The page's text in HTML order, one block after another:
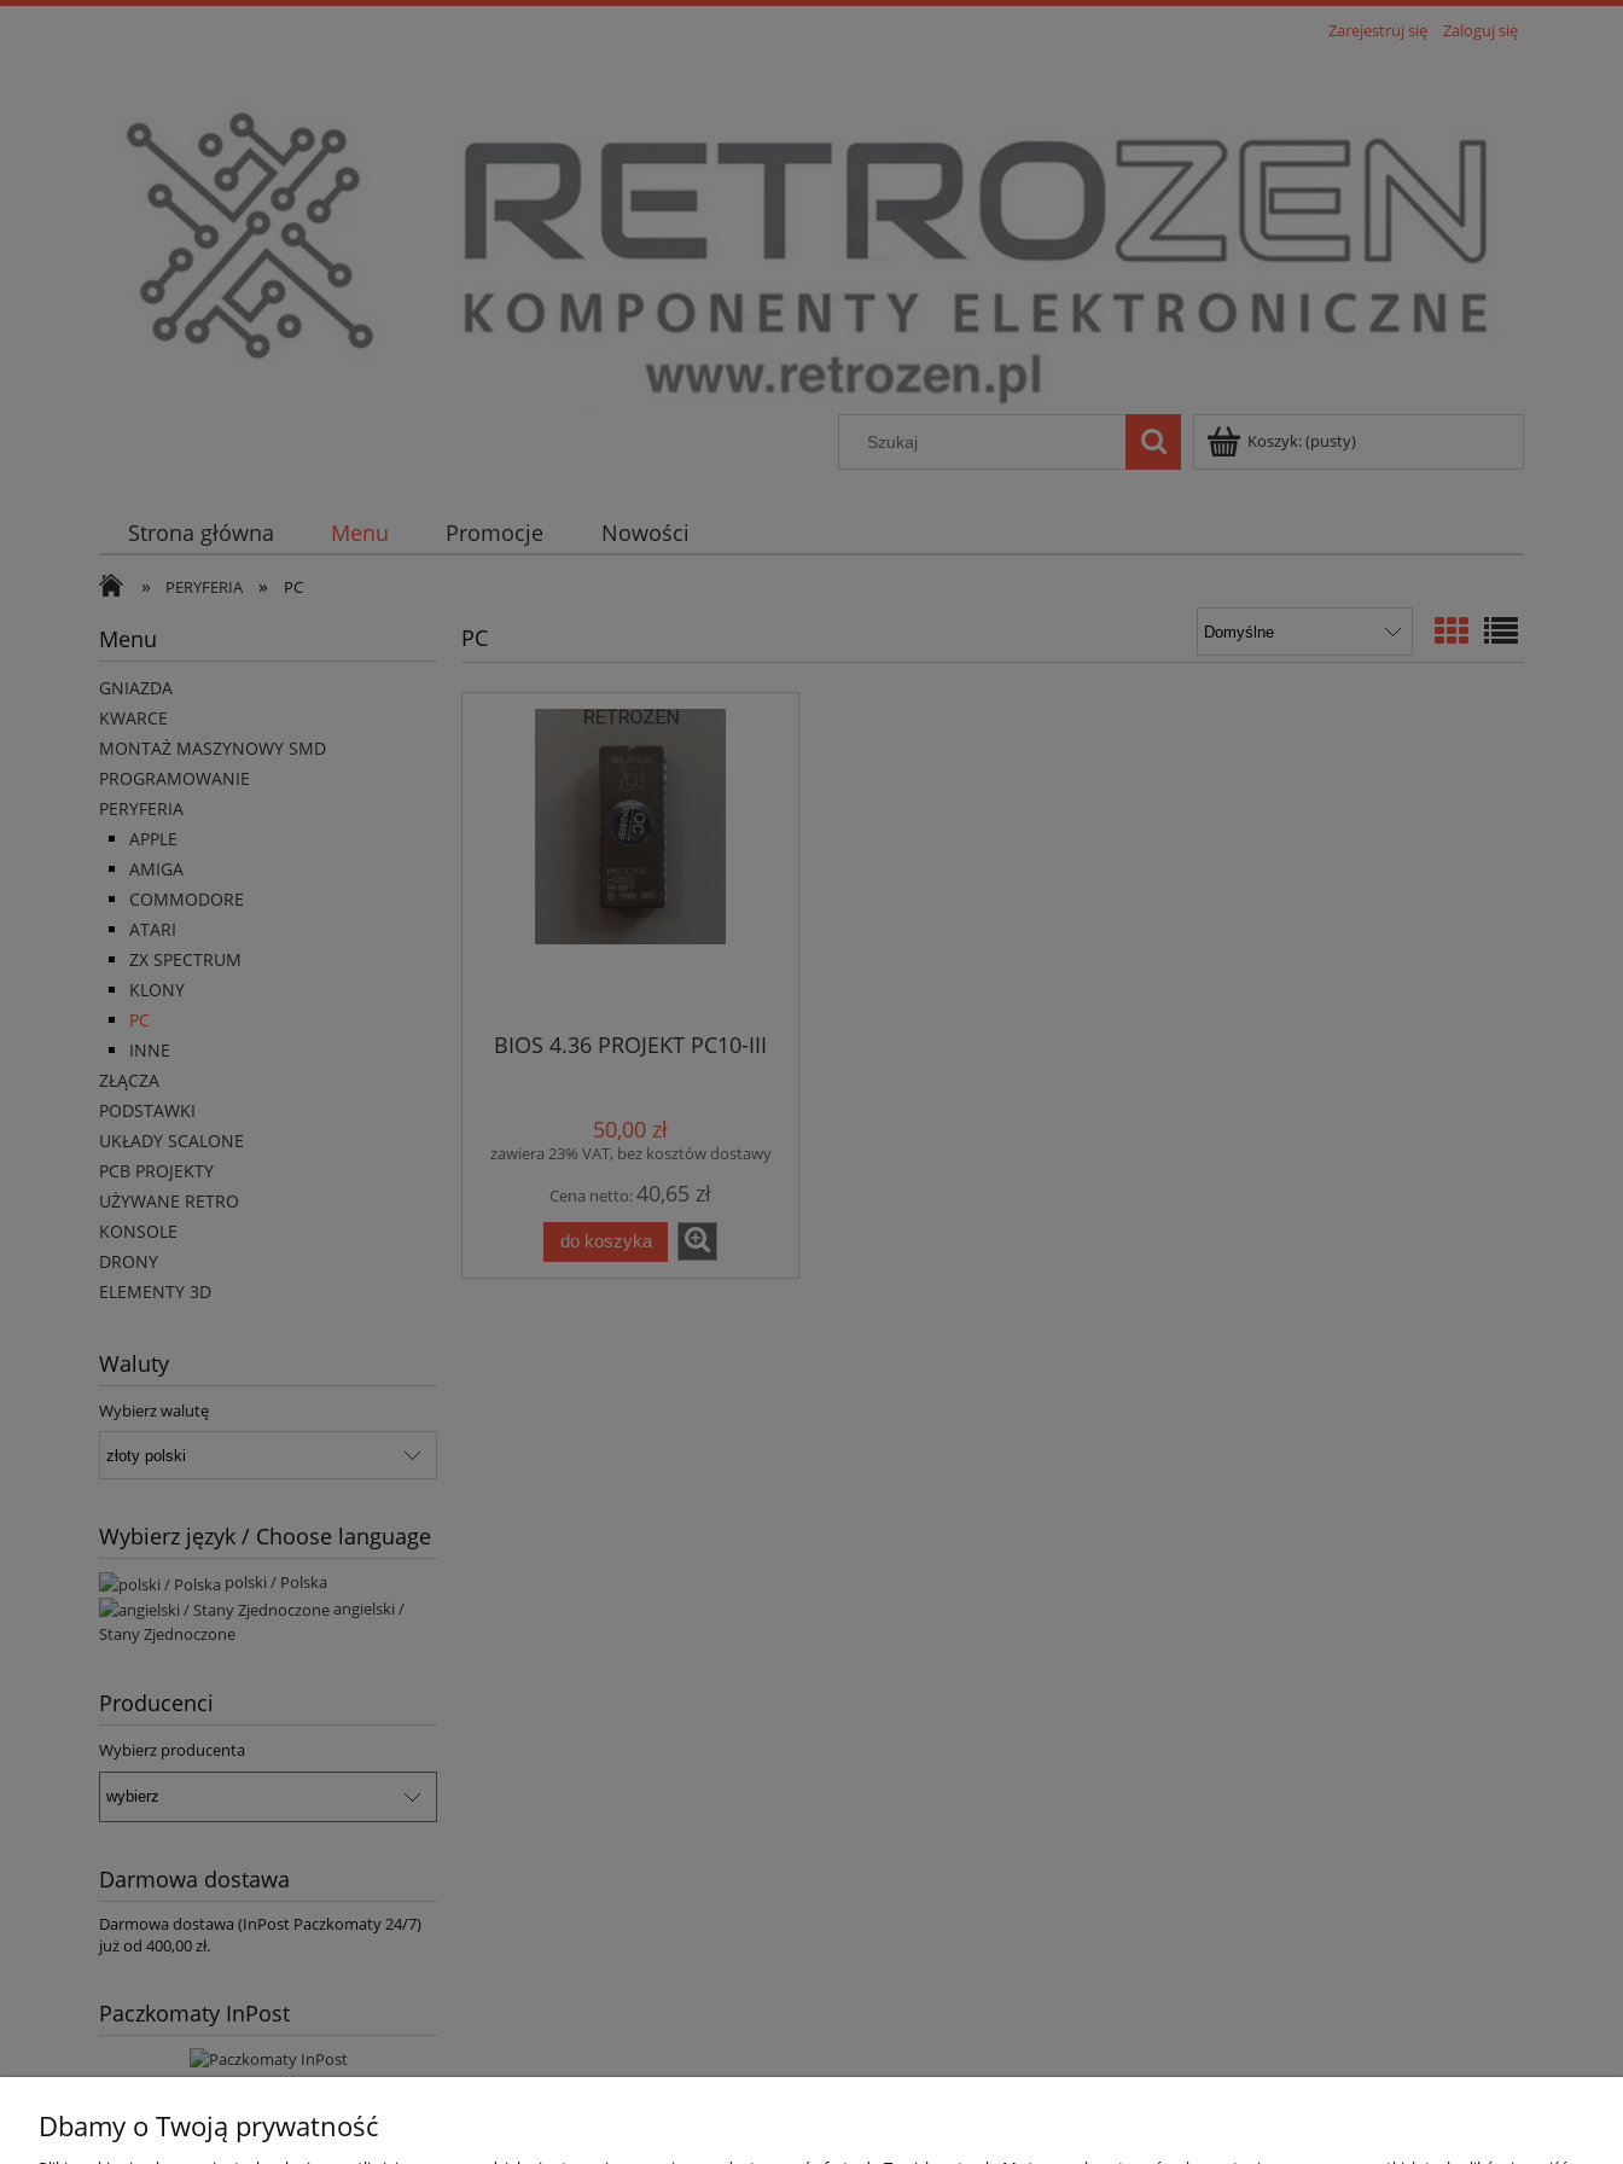
Zarejestruj się Zaloguj się
Koszyk:(pusty)
Strona główna Menu Promocje Nowości
» PERYFERIA » PC
Menu
GNIAZDA
KWARCE
MONTAŻ MASZYNOWY SMD
PROGRAMOWANIE
PERYFERIA
APPLE
AMIGA
COMMODORE
ATARI
ZX SPECTRUM
KLONY
PC
INNE
ZŁĄCZA
PODSTAWKI
UKŁADY SCALONE
PCB PROJEKTY
UŻYWANE RETRO
KONSOLE
DRONY
ELEMENTY 3D
Waluty
Wybierz walutę
Wybierz język / Choose language
polski / Polska
angielski /
Stany Zjednoczone
Producenci
Wybierz producenta
Darmowa dostawa
Darmowa dostawa (InPost Paczkomaty 24/7)
już od 400,00 zł.
Paczkomaty InPost
PC
BIOS 4.36 PROJEKT PC10-III
50,00 zł
zawiera 23% VAT, bez kosztów dostawy
Cena netto:40,65 zł
do koszyka
Dbamy o Twoją prywatność